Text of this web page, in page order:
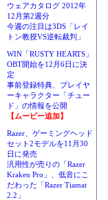
ウェアカタログ 2012年
12月第2週分
今週の注目は3DS「レイ
トン教授VS逆転裁判」
WIN「RUSTY HEARTS」
OBT開始を12月6日に決
定
事前登録特典、プレイヤ
ーキャラクター「チュー
ド」の情報を公開
【ムービー追加】
Razer、ゲーミングヘッド
セット2モデルを11月30
日に発売
汎用性が売りの「Razer
Kraken Pro」、低音にこ
だわった「Razer Tiamat
2.2」